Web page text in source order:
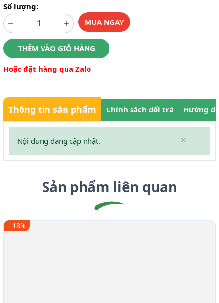
Số lượng:
MUA NGAY
THÊM VÀO GIỎ HÀNG
Hoặc đặt hàng qua Zalo
Thông tin sản phẩm Chính sách đổi trả Hướng
×
Nội dung đang cập nhật.
Sản phẩm liên quan
- 18%